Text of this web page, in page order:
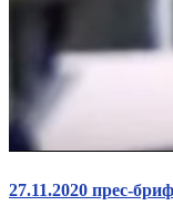
27.11.2020 прес-